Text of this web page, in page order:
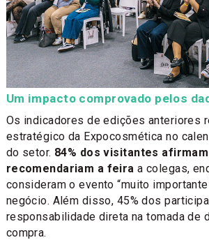
Um impacto comprovado pelos
Os indicadores de edições anteriores
estratégico da Expocosmética no
do setor. 84% dos visitantes
recomendariam a feira a colegas,
consideram o evento “muito
negócio. Além disso, 45% dos
responsabilidade direta na tomada de
compra.